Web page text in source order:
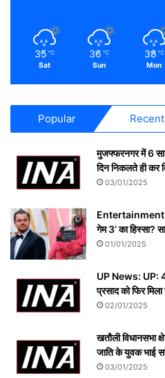
35 ℃
Sat
36 ℃
Sun
38 ℃
Mon
Popular Recent
मुजफ्फरनगर में 6
दिन निकलते ही कर
03/01/2025
Entertainment:
गेम 3’ का हिस्सा?
01/01/2025
UP News: UP:
प्रसाद को फिर
02/01/2025
खतौली विधानसभा
जाति के युवक भाई
03/01/2025